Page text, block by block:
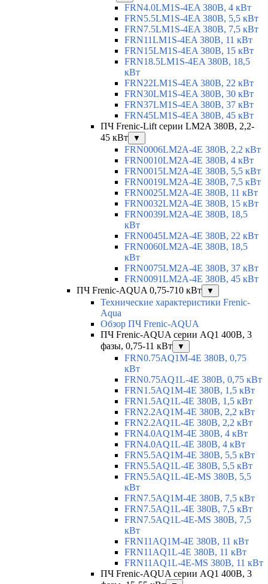
FRN4.0LM1S-4EA 380В, 4 кВт
FRN5.5LM1S-4EA 380В, 5,5 кВт
FRN7.5LM1S-4EA 380В, 7,5 кВт
FRN11LM1S-4EA 380В, 11 кВт
FRN15LM1S-4EA 380В, 15 кВт
FRN18.5LM1S-4EA 380В, 18,5
кВт
FRN22LM1S-4EA 380В, 22 кВт
FRN30LM1S-4EA 380В, 30 кВт
FRN37LM1S-4EA 380В, 37 кВт
FRN45LM1S-4EA 380В, 45 кВт
ПЧ Frenic-Lift серии LM2A 380В, 2,2-
45 кВт
▼
FRN0006LM2A-4E 380В, 2,2 кВт
FRN0010LM2A-4E 380В, 4 кВт
FRN0015LM2A-4E 380В, 5,5 кВт
FRN0019LM2A-4E 380В, 7,5 кВт
FRN0025LM2A-4E 380В, 11 кВт
FRN0032LM2A-4E 380В, 15 кВт
FRN0039LM2A-4E 380В, 18,5
кВт
FRN0045LM2A-4E 380В, 22 кВт
FRN0060LM2A-4E 380В, 18,5
кВт
FRN0075LM2A-4E 380В, 37 кВт
FRN0091LM2A-4E 380В, 45 кВт
ПЧ Frenic-AQUA 0,75-710 кВт
▼
Технические характеристики Frenic-
Aqua
Обзор ПЧ Frenic-AQUA
ПЧ Frenic-AQUA серии AQ1 400В, 3
фазы, 0,75-11 кВт
▼
FRN0.75AQ1M-4E 380В, 0,75
кВт
FRN0.75AQ1L-4E 380В, 0,75 кВт
FRN1.5AQ1M-4E 380В, 1,5 кВт
FRN1.5AQ1L-4E 380В, 1,5 кВт
FRN2.2AQ1M-4E 380В, 2,2 кВт
FRN2.2AQ1L-4E 380В, 2,2 кВт
FRN4.0AQ1M-4E 380В, 4 кВт
FRN4.0AQ1L-4E 380В, 4 кВт
FRN5.5AQ1M-4E 380В, 5,5 кВт
FRN5.5AQ1L-4E 380В, 5,5 кВт
FRN5.5AQ1L-4E-MS 380В, 5,5
кВт
FRN7.5AQ1M-4E 380В, 7,5 кВт
FRN7.5AQ1L-4E 380В, 7,5 кВт
FRN7.5AQ1L-4E-MS 380В, 7,5
кВт
FRN11AQ1M-4E 380В, 11 кВт
FRN11AQ1L-4E 380В, 11 кВт
FRN11AQ1L-4E-MS 380В, 11 кВт
ПЧ Frenic-AQUA серии AQ1 400В, 3